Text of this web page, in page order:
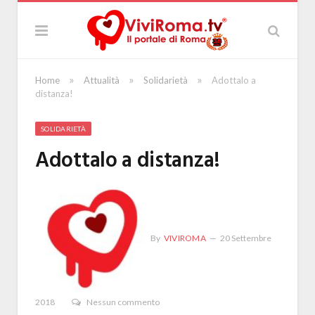
Home » Attualità » Solidarietà »
Adottalo a
distanza!
SOLIDARIETÀ
Adottalo a distanza!
By VIVIROMA 20 Settembre
2018 Nessun commento